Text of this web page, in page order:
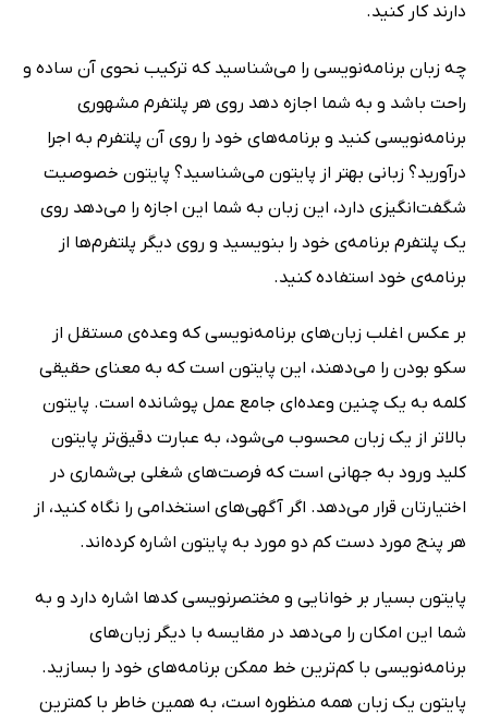
دارند کار کنید.
چه زبان برنامه‌نویسی را می‌شناسید که ترکیب نحوی آن ساده و
راحت باشد و به شما اجازه دهد روی هر پلتفرم مشهوری
برنامه‌نویسی کنید و برنامه‌های خود را روی آن پلتفرم به اجرا
درآورید؟ زبانی بهتر از پایتون می‌شناسید؟ پایتون خصوصیت
شگفت‌انگیزی دارد، این زبان به شما این اجازه را می‌دهد روی
یک پلتفرم برنامه‌ی خود را بنویسید و روی دیگر پلتفرم‌ها از
برنامه‌ی خود استفاده کنید.
بر عکس اغلب زبان‌های برنامه‌نویسی که وعده‌ی مستقل از
سکو بودن را می‌دهند، این پایتون است که به معنای حقیقی
کلمه به یک چنین وعد‌ه‌ای جامع عمل پوشانده است. پایتون
بالاتر از یک زبان محسوب می‌شود، به عبارت دقیق‌تر پایتون
کلید ورود به جهانی است که فرصت‌های شغلی بی‌شماری در
اختیارتان قرار می‌دهد. اگر آگهی‌های استخدامی را نگاه کنید، از
هر پنج مورد دست کم دو مورد به پایتون اشاره کرده‌اند.
پایتون بسیار بر خوانایی و مختصرنویسی کدها اشاره دارد و به
شما این امکان را می‌دهد در مقایسه با دیگر زبان‌های
برنامه‌نویسی با کم‌ترین خط ممکن برنامه‌های خود را بسازید.
پایتون یک زبان همه منظوره است، به همین خاطر با کمترین